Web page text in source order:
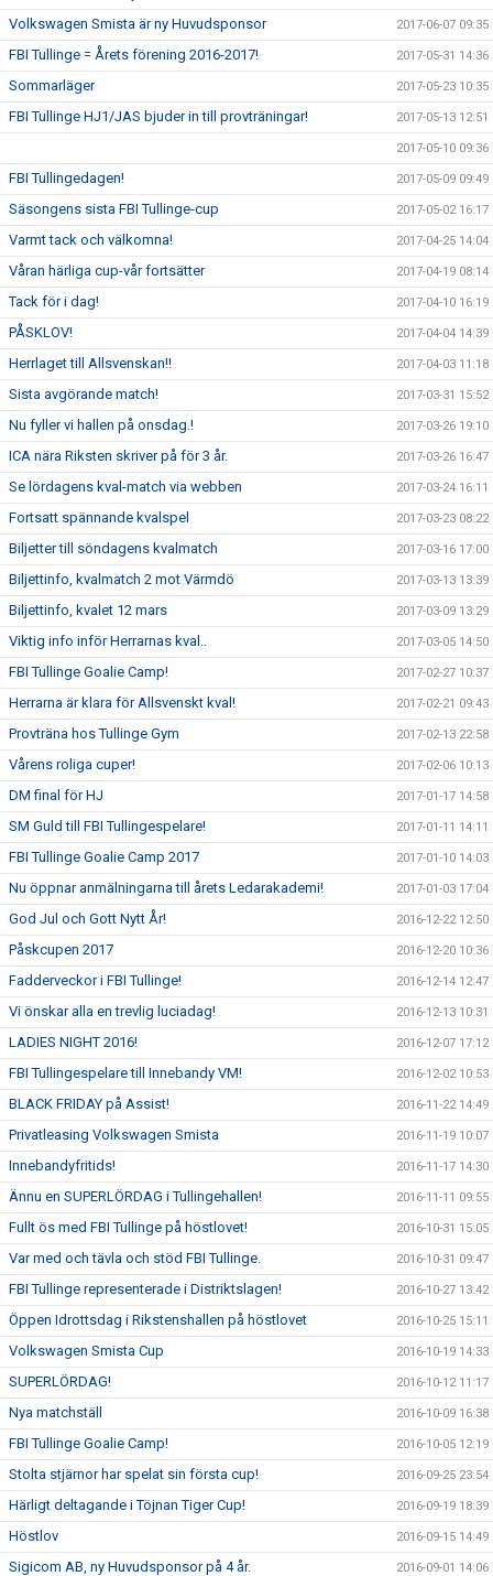
Volkswagen Smista är ny Huvudsponsor 2017-06-07 09:35
FBI Tullinge = Årets förening 2016-2017! 2017-05-31 14:36
Sommarläger 2017-05-23 10:35
FBI Tullinge HJ1/JAS bjuder in till provträningar! 2017-05-13 12:51
2017-05-10 09:36
FBI Tullingedagen! 2017-05-09 09:49
Säsongens sista FBI Tullinge-cup 2017-05-02 16:17
Varmt tack och välkomna! 2017-04-25 14:04
Våran härliga cup-vår fortsätter 2017-04-19 08:14
Tack för i dag! 2017-04-10 16:19
PÅSKLOV! 2017-04-04 14:39
Herrlaget till Allsvenskan!! 2017-04-03 11:18
Sista avgörande match! 2017-03-31 15:52
Nu fyller vi hallen på onsdag.! 2017-03-26 19:10
ICA nära Riksten skriver på för 3 år. 2017-03-26 16:47
Se lördagens kval-match via webben 2017-03-24 16:11
Fortsatt spännande kvalspel 2017-03-23 08:22
Biljetter till söndagens kvalmatch 2017-03-16 17:00
Biljettinfo, kvalmatch 2 mot Värmdö 2017-03-13 13:39
Biljettinfo, kvalet 12 mars 2017-03-09 13:29
Viktig info inför Herrarnas kval.. 2017-03-05 14:50
FBI Tullinge Goalie Camp! 2017-02-27 10:37
Herrarna är klara för Allsvenskt kval! 2017-02-21 09:43
Provträna hos Tullinge Gym 2017-02-13 22:58
Vårens roliga cuper! 2017-02-06 10:13
DM final för HJ 2017-01-17 14:58
SM Guld till FBI Tullingespelare! 2017-01-11 14:11
FBI Tullinge Goalie Camp 2017 2017-01-10 14:03
Nu öppnar anmälningarna till årets Ledarakademi! 2017-01-03 17:04
God Jul och Gott Nytt År! 2016-12-22 12:50
Påskcupen 2017 2016-12-20 10:36
Fadderveckor i FBI Tullinge! 2016-12-14 12:47
Vi önskar alla en trevlig luciadag! 2016-12-13 10:31
LADIES NIGHT 2016! 2016-12-07 17:12
FBI Tullingespelare till Innebandy VM! 2016-12-02 10:53
BLACK FRIDAY på Assist! 2016-11-22 14:49
Privatleasing Volkswagen Smista 2016-11-19 10:07
Innebandyfritids! 2016-11-17 14:30
Ännu en SUPERLÖRDAG i Tullingehallen! 2016-11-11 09:55
Fullt ös med FBI Tullinge på höstlovet! 2016-10-31 15:05
Var med och tävla och stöd FBI Tullinge. 2016-10-31 09:47
FBI Tullinge representerade i Distriktslagen! 2016-10-27 13:42
Öppen Idrottsdag i Rikstenshallen på höstlovet 2016-10-25 15:11
Volkswagen Smista Cup 2016-10-19 14:33
SUPERLÖRDAG! 2016-10-12 11:17
Nya matchställ 2016-10-09 16:38
FBI Tullinge Goalie Camp! 2016-10-05 12:19
Stolta stjärnor har spelat sin första cup! 2016-09-25 23:54
Härligt deltagande i Töjnan Tiger Cup! 2016-09-19 18:39
Höstlov 2016-09-15 14:49
Sigicom AB, ny Huvudsponsor på 4 år. 2016-09-01 14:06